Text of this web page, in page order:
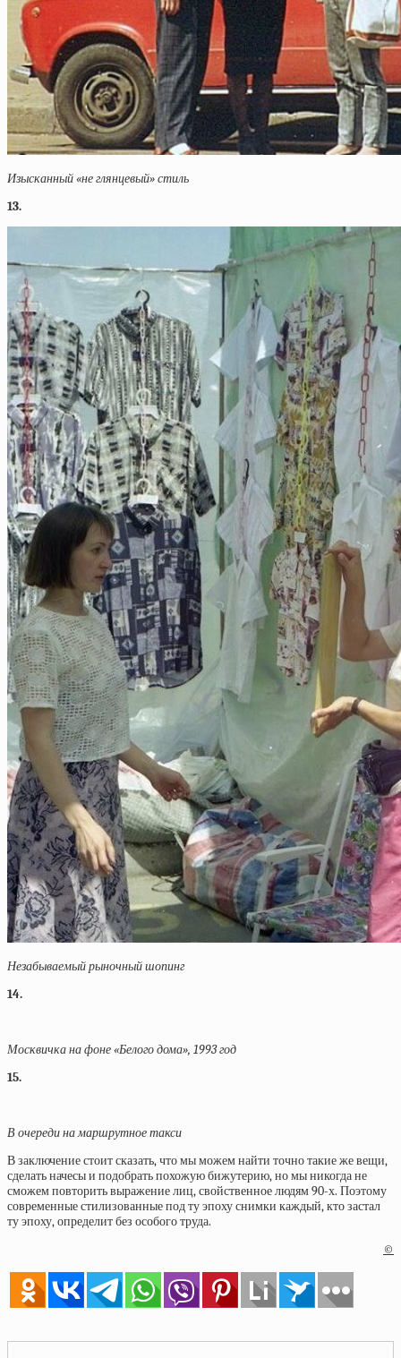
Изысканный «не глянцевый» стиль
13.
Незабываемый рыночный шопинг
14.
Москвичка на фоне «Белого дома», 1993 год
15.
В очереди на маршрутное такси
В заключение стоит сказать, что мы можем найти точно такие же вещи,
сделать начесы и подобрать похожую бижутерию, но мы никогда не
сможем повторить выражение лиц, свойственное людям 90-х. Поэтому
современные стилизованные под ту эпоху снимки каждый, кто застал
ту эпоху, определит без особого труда.
©